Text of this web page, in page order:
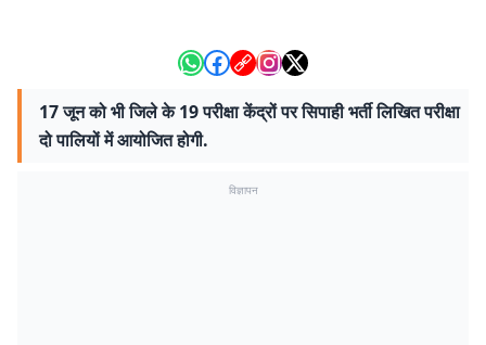
17 जून को भी जिले के 19 परीक्षा केंद्रों पर सिपाही भर्ती लिखित परीक्षा
दो पालियों में आयोजित होगी.
विज्ञापन